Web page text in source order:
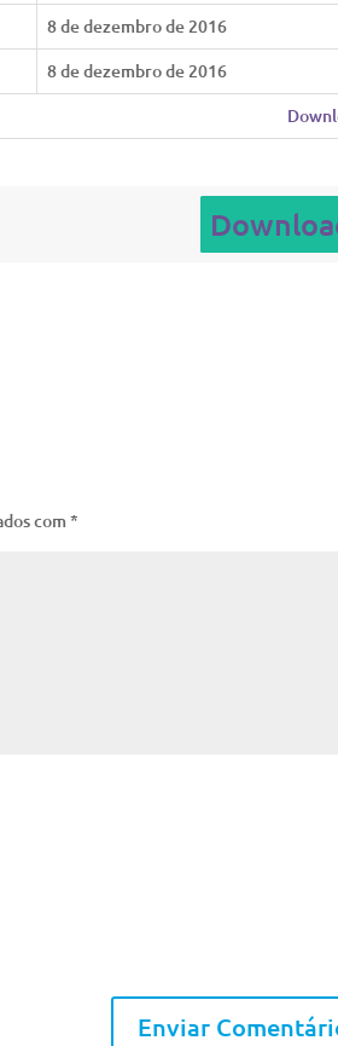
8 de dezembro de 2016
8 de dezembro de 2016
com *